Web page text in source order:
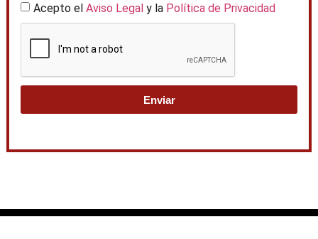
Acepto elAviso Legal y la Política de Privacidad
Enviar